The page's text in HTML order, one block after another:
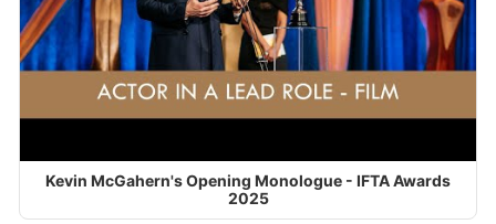
Kevin McGahern's Opening Monologue - IFTA Awards
2025